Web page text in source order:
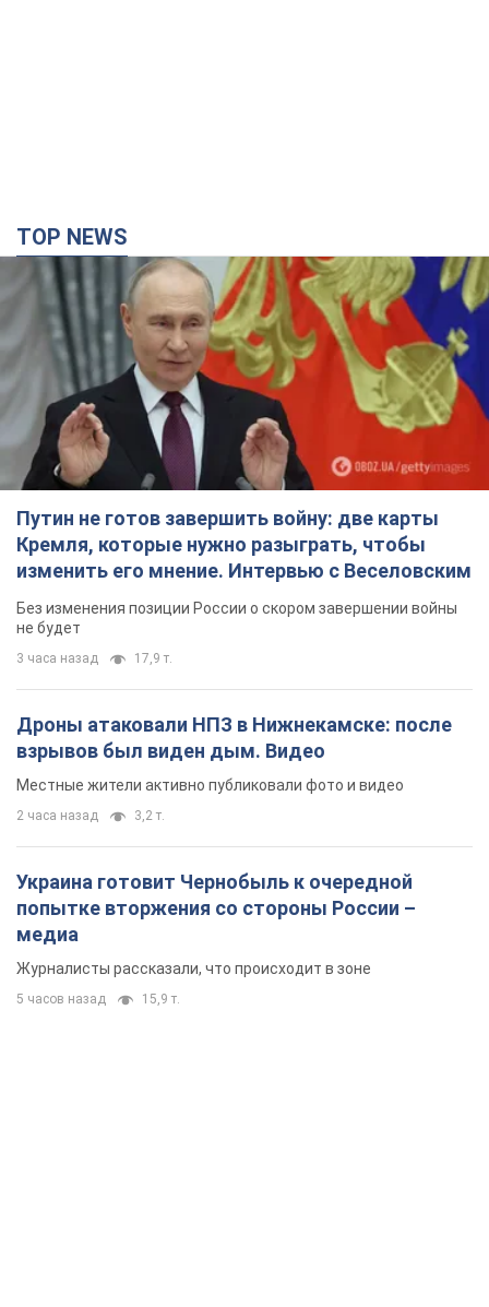
TOP NEWS
Путин не готов завершить войну: две карты
Кремля, которые нужно разыграть, чтобы
изменить его мнение. Интервью с Веселовским
Без изменения позиции России о скором завершении войны
не будет
3 часа назад 17,9 т.
Дроны атаковали НПЗ в Нижнекамске: после
взрывов был виден дым. Видео
Местные жители активно публиковали фото и видео
2 часа назад 3,2 т.
Украина готовит Чернобыль к очередной
попытке вторжения со стороны России –
медиа
Журналисты рассказали, что происходит в зоне
5 часов назад 15,9 т.